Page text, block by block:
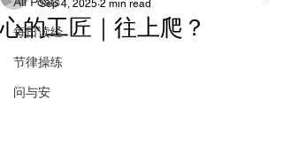
每日读经
节律操练
问与安
心的工匠｜往上爬？
Sep 4, 2025 2 min read